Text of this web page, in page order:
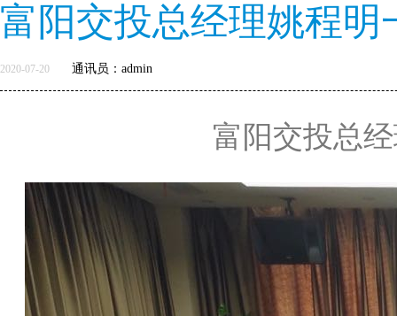
富阳交投总经理姚程
2020-07-20 通讯员：admin
富阳交投总